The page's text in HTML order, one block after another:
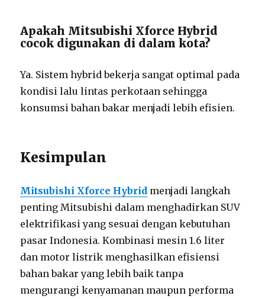
Apakah Mitsubishi Xforce Hybrid
cocok digunakan di dalam kota?
Ya. Sistem hybrid bekerja sangat optimal pada
kondisi lalu lintas perkotaan sehingga
konsumsi bahan bakar menjadi lebih efisien.
Kesimpulan
Mitsubishi Xforce Hybrid menjadi langkah
penting Mitsubishi dalam menghadirkan SUV
elektrifikasi yang sesuai dengan kebutuhan
pasar Indonesia. Kombinasi mesin 1.6 liter
dan motor listrik menghasilkan efisiensi
bahan bakar yang lebih baik tanpa
mengurangi kenyamanan maupun performa